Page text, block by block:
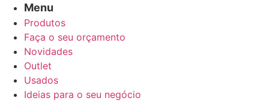
Menu
Produtos
Faça o seu orçamento
Novidades
Outlet
Usados
Ideias para o seu negócio